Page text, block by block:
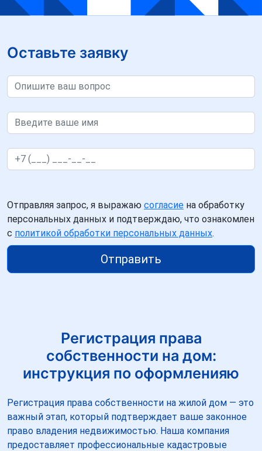
Оставьте заявку
Отправляя запрос, я выражаю согласие на обработку
персональных данных и подтверждаю, что ознакомлен
с политикой обработки персональных данных.
Отправить
Регистрация права
собственности на дом:
инструкция по оформленияю
Регистрация права собственности на жилой дом — это
важный этап, который подтверждает ваше законное
право владения недвижимостью. Наша компания
предоставляет профессиональные кадастровые